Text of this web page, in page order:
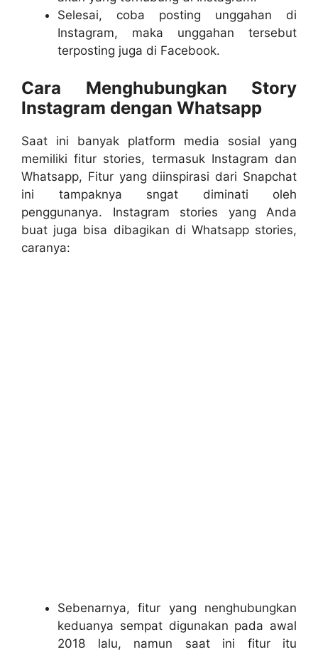
Selesai, coba posting unggahan di
Instagram, maka unggahan tersebut
terposting juga di Facebook.
Cara Menghubungkan Story
Instagram dengan Whatsapp
Saat ini banyak platform media sosial yang
memiliki fitur stories, termasuk Instagram dan
Whatsapp, Fitur yang diinspirasi dari Snapchat
ini tampaknya sngat diminati oleh
penggunanya. Instagram stories yang Anda
buat juga bisa dibagikan di Whatsapp stories,
caranya:
Sebenarnya, fitur yang nenghubungkan
keduanya sempat digunakan pada awal
2018 lalu, namun saat ini fitur itu